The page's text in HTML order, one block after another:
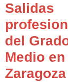
Salidas
del
Medio en
Zaragoza